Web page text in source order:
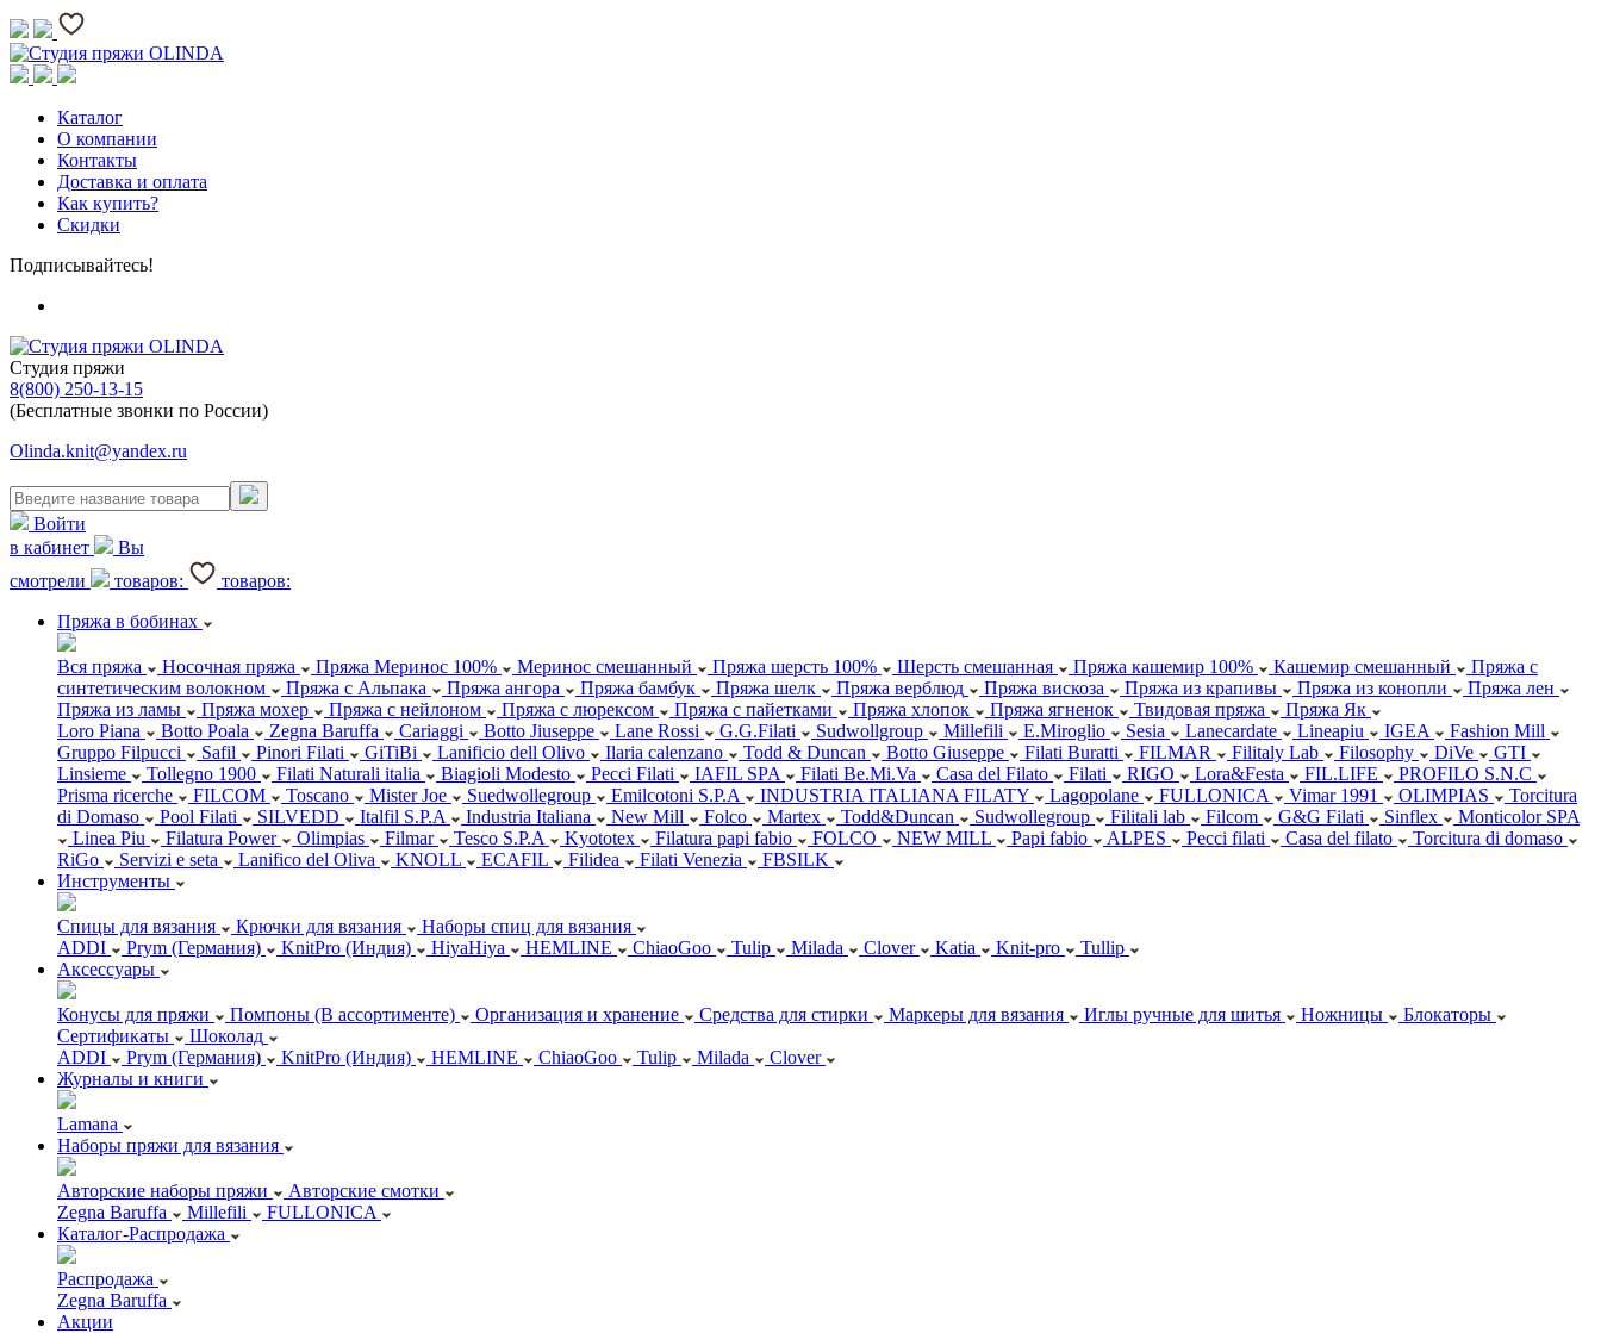
Каталог
О компании
Контакты
Доставка и оплата
Как купить?
Скидки
Подписывайтесь!
Студия пряжи
8(800) 250-13-15
(Бесплатные звонки по России)
Olinda.knit@yandex.ru
Войти
в кабинет
Вы
смотрели
товаров:
товаров:
Пряжа в бобинах
Вся пряжа Носочная пряжа Пряжа Меринос 100% Меринос смешанный Пряжа шерсть 100% Шерсть смешанная Пряжа кашемир 100% Кашемир смешанный
Пряжа с
синтетическим волокном
Пряжа с Альпака Пряжа ангора Пряжа бамбук Пряжа шелк Пряжа верблюд Пряжа вискоза Пряжа из крапивы Пряжа из конопли
Пряжа лен
Пряжа из ламы
Пряжа мохер Пряжа с нейлоном Пряжа с люрексом Пряжа с пайетками Пряжа хлопок Пряжа ягненок Твидовая пряжа
Пряжа Як
Loro Piana
Botto Poala Zegna Baruffa Cariaggi Botto Jiuseppe Lane Rossi G.G.Filati Sudwollgroup Millefili E.Miroglio Sesia Lanecardate Lineapiu IGEA
Fashion Mill
Gruppo Filpucci
Safil Pinori Filati GiTiBi Lanificio dell Olivo Ilaria calenzano Todd & Duncan Botto Giuseppe Filati Buratti FILMAR Filitaly Lab Filosophy DiVe
GTI
Linsieme
Tollegno 1900 Filati Naturali italia Biagioli Modesto Pecci Filati IAFIL SPA Filati Be.Mi.Va Casa del Filato Filati RIGO Lora&Festa FIL.LIFE
PROFILO S.N.C
Prisma ricerche
FILCOM Toscano Mister Joe Suedwollegroup Emilcotoni S.P.A INDUSTRIA ITALIANA FILATY Lagopolane FULLONICA Vimar 1991 OLIMPIAS
Torcitura
di Domaso
Pool Filati SILVEDD Italfil S.P.A Industria Italiana New Mill Folco Martex Todd&Duncan Sudwollegroup Filitali lab Filcom G&G Filati Sinflex
Monticolor SPA
Linea Piu
Filatura Power Olimpias Filmar Tesco S.P.A Kyototex Filatura papi fabio FOLCO NEW MILL Papi fabio ALPES Pecci filati Casa del filato
Torcitura di domaso
RiGo
Servizi e seta Lanifico del Oliva KNOLL ECAFIL Filidea Filati Venezia
FBSILK
Инструменты
Спицы для вязания Крючки для вязания
Наборы спиц для вязания
ADDI
Prym (Германия) KnitPro (Индия) HiyaHiya HEMLINE ChiaoGoo Tulip Milada Clover Katia Knit-pro
Tullip
Аксессуары
Конусы для пряжи Помпоны (В ассортименте) Организация и хранение Средства для стирки Маркеры для вязания Иглы ручные для шитья Ножницы
Блокаторы
Сертификаты
Шоколад
ADDI
Prym (Германия) KnitPro (Индия) HEMLINE ChiaoGoo Tulip Milada
Clover
Журналы и книги
Lamana
Наборы пряжи для вязания
Авторские наборы пряжи
Авторские смотки
Zegna Baruffa
Millefili
FULLONICA
Каталог-Распродажа
Распродажа
Zegna Baruffa
Акции